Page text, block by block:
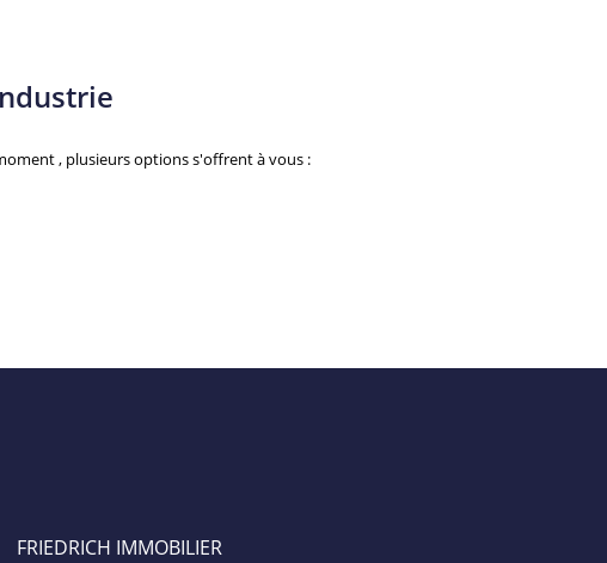
, plusieurs options s'offrent à vous :
FRIEDRICH IMMOBILIER